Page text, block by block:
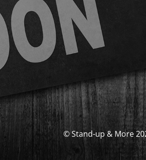
© Stand-up & More